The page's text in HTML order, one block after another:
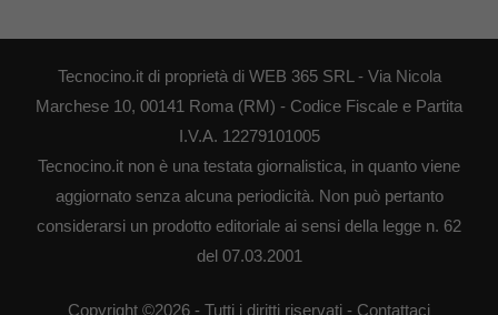
Tecnocino.it di proprietà di WEB 365 SRL - Via Nicola
Marchese 10, 00141 Roma (RM) - Codice Fiscale e Partita
I.V.A. 12279101005
Tecnocino.it non è una testata giornalistica, in quanto viene
aggiornato senza alcuna periodicità. Non può pertanto
considerarsi un prodotto editoriale ai sensi della legge n. 62
del 07.03.2001
Copyright ©2026 - Tutti i diritti riservati - Contattaci